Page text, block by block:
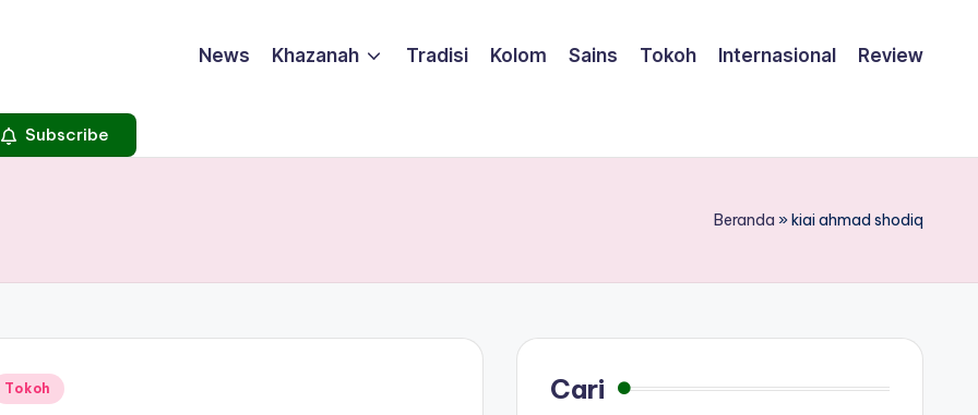
News Khazanah Tradisi Kolom Sains Tokoh Internasional Review
Subscribe
Beranda »kiai ahmad shodiq
Tokoh Cari